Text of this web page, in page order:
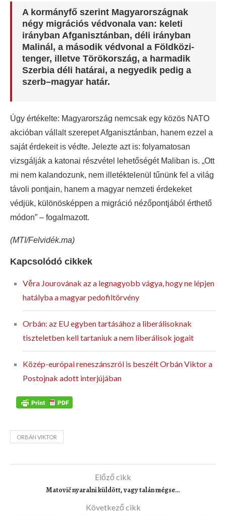
A kormányfő szerint Magyarországnak
négy migrációs védvonala van: keleti
irányban Afganisztánban, déli irányban
Malinál, a második védvonal a Földközi-
tenger, illetve Törökország, a harmadik
Szerbia déli határai, a negyedik pedig a
szerb–magyar határ.
Úgy értékelte: Magyarország nemcsak egy közös NATO
akcióban vállalt szerepet Afganisztánban, hanem ezzel a
saját érdekeit is védte. Jelezte azt is: folyamatosan
vizsgálják a katonai részvétel lehetőségét Maliban is. „Ott
mi nem kalandozunk, nem illetéktelenül tűnünk fel a világ
távoli pontjain, hanem a magyar nemzeti érdekeket
védjük, különösképpen a migráció nézőpontjából érthető
módon” – fogalmazott.
(MTI/Felvidék.ma)
Kapcsolódó cikkek
Věra Jourovának az a legnagyobb vágya, hogy ne lépjen
hatályba a magyar pedofiltörvény
Orbán: az EU egyben tartásához a liberálisoknak
tiszteletben kell tartaniuk a nem liberálisok jogait
Közép-európai reneszánszról is beszélt Orbán Viktor a
Postojnak adott interjújában
ORBÁN VIKTOR
Előző cikk
Matovič nyaralni küldött, vagy talán mégse…
Következő cikk